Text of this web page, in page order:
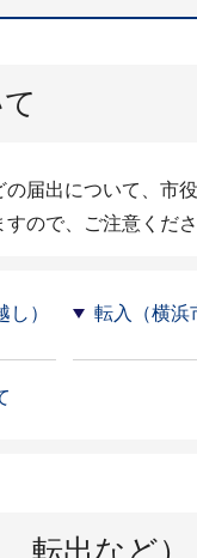
届出について、市
ので、ご注意くださ
） 転入（横浜
転出など）